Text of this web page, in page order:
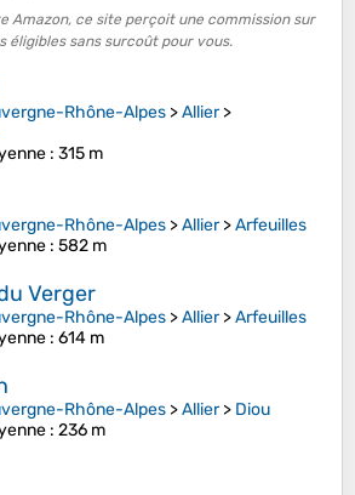
Amazon, ce site perçoit une commission sur
éligibles sans surcoût pour vous.
Rhône-Alpes >Allier>
: 315 m
Rhône-Alpes >Allier>Arfeuilles
: 582 m
Verger
Rhône-Alpes >Allier>Arfeuilles
: 614 m
Rhône-Alpes >Allier> Diou
: 236 m